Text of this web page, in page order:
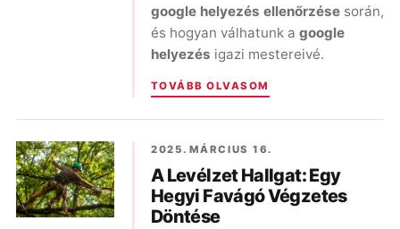
google helyezés ellenőrzése során,
és hogyan válhatunk a google
helyezés igazi mestereivé.
TOVÁBB OLVASOM
2025. MÁRCIUS 16.
A Levélzet Hallgat: Egy
Hegyi Favágó Végzetes
Döntése